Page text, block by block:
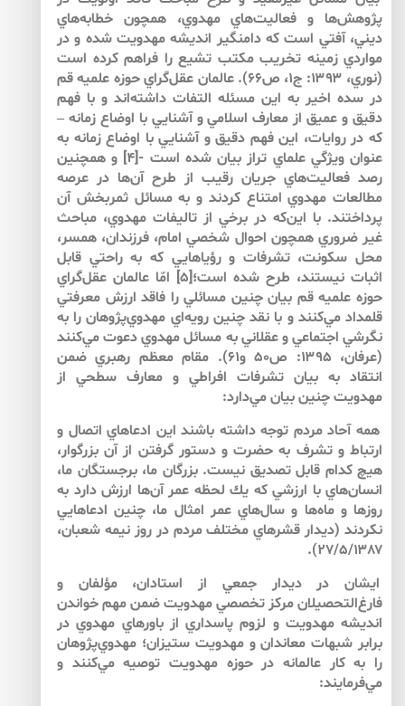
پژوهش‌‌ها و فعاليت‌‌هاي مهدوي، همچون خطابه‌‌هاي
ديني، آفتي است كه دامنگير انديشه مهدويت شده و در
مواردي زمينه تخريب مكتب تشيع را فراهم كرده است
(نوري، ۱۳۹۳: ج۱، ص۶۶). عالمان عقل‌‌گراي حوزه علميه قم
در سده اخير به اين مسئله التفات داشته‌اند و با فهم
دقيق و عميق از معارف اسلامي و آشنايي با اوضاع زمانه –
كه در روايات، اين فهم دقيق و آشنايي با اوضاع زمانه به
عنوان ويژگي‌‌ علماي تراز بيان شده است -[۴] و همچنين
رصد فعاليت‌‌هاي جريان رقيب از طرح آن‌ها در عرصه
مطالعات مهدوي امتناع كردند و به مسائل ثمربخش آن
پرداختند. با اين‌كه در برخي از تاليفات مهدوي، مباحث
غير ضروري همچون احوال شخصي امام، فرزندان، همسر،
محل سكونت، تشرفات و رؤياهايي كه به راحتي قابل
اثبات نيستند، طرح شده است؛[۵] امّا عالمان عقل‌‌گراي
حوزه علميه قم بيان چنين مسائلي را فاقد ارزش معرفتي
قلمداد مي‌‌كنند و با نقد چنين رويه‌‌اي مهدوي‌‌پژوهان را به
نگرشي اجتماعي و عقلاني به مسائل مهدوي دعوت مي‌‌كنند
(عرفان، ۱۳۹۵: ص۵۰ و۶۱). مقام معظم رهبري ضمن
انتقاد به بيان تشرفات افراطي و معارف سطحي از
مهدويت چنين بيان مي‌‌دارد:
همه‌ آحاد مردم توجه داشته باشند اين ادعاهاي اتصال و
ارتباط و تشرف به حضرت و دستور گرفتن از آن بزرگوار،
هيچ كدام قابل تصديق نيست. بزرگان ما، برجستگان ما،
انسان‌هاي با ارزشي كه يك لحظه‌ عمر آن‌ها ارزش دارد به
روزها و ماه‌ها و سال‌‌هاي عمر امثال ما، چنين ادعاهايي
نكردند (ديدار قشرهاي مختلف مردم‌ در روز نيمه‌ شعبان،
۲۷/۵/۱۳۸۷).
ايشان در ديدار جمعي از استادان، مؤلفان و
فارغ‌التحصيلان مركز تخصصي مهدويت ضمن مهم خواندن
انديشه مهدويت و لزوم پاسداري از باورهاي مهدوي در
برابر شبهات معاندان و مهدويت ‌‌ستيزان؛ مهدوي‌‌پژوهان
را به كار عالمانه در حوزه مهدويت توصيه مي‌‌كنند و
مي‌‌فرمايند: